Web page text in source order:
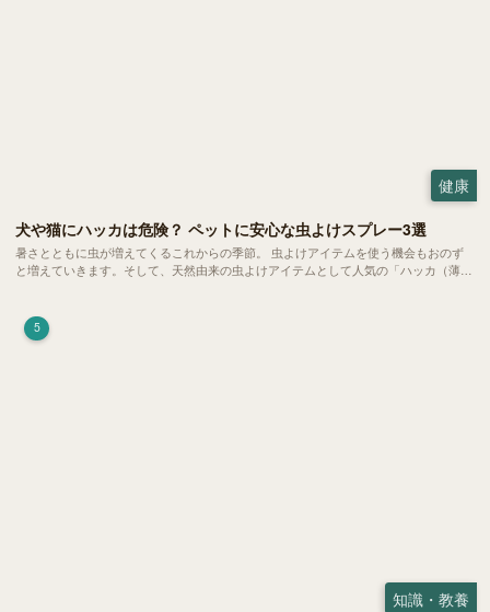
健康
犬や猫にハッカは危険？ ペットに安心な虫よけスプレー3選
暑さとともに虫が増えてくるこれからの季節。 虫よけアイテムを使う機会もおのず
と増えていきます。そして、天然由来の虫よけアイテムとして人気の「ハッカ（薄
5
知識・教養